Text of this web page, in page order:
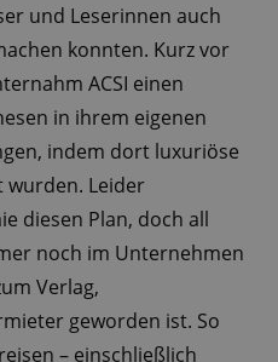
und Leserinnen auch
konnten. Kurz vor
ACSI einen
in ihrem eigenen
indem dort luxuriöse
wurden. Leider
diesen Plan, doch all
noch im Unternehmen
Verlag,
geworden ist. So
– einschließlich